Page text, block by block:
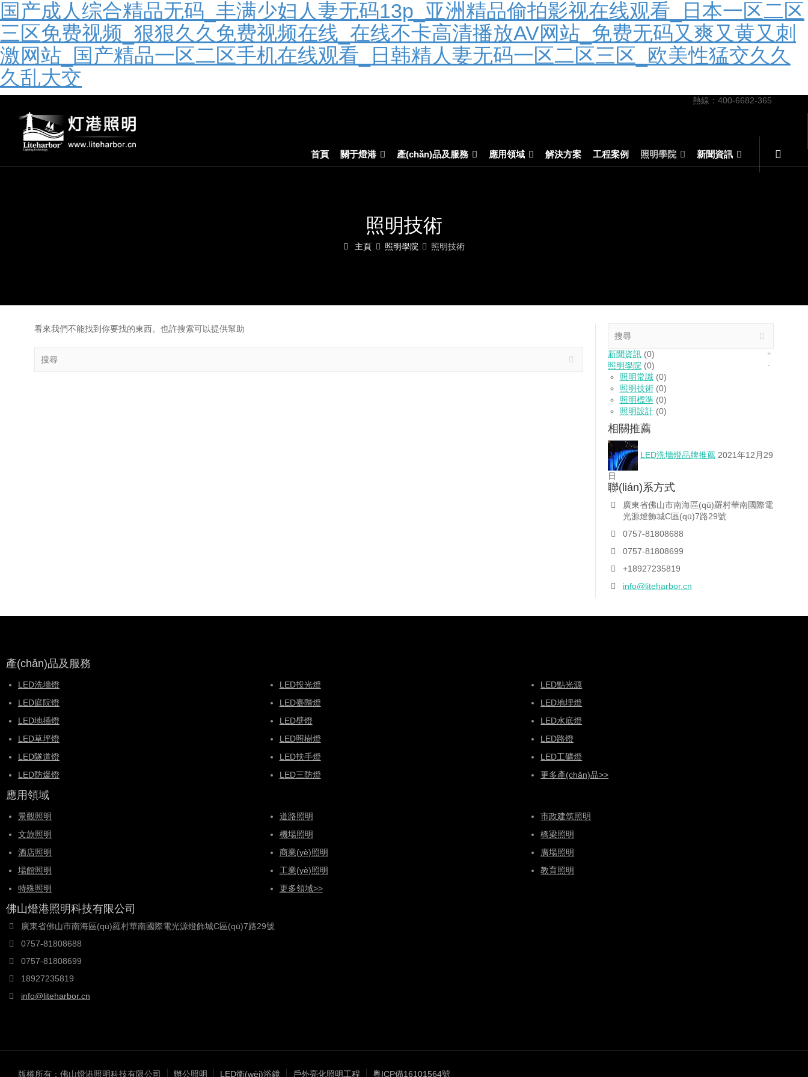
国产成人综合精品无码_丰满少妇人妻无码13p_亚洲精品偷拍影视在线观看_日本一区二区
三区免费视频_狠狠久久免费视频在线_在线不卡高清播放AV网站_免费无码又爽又黄又刺
激网站_国产精品一区二区手机在线观看_日韩精人妻无码一区二区三区_欧美性猛交久久
久乱大交
熱線：400-6682-365
首頁 關于燈港 產(chǎn)品及服務 應用領域 解決方案 工程案例 照明學院 新聞資訊
照明技術
主頁 照明學院 照明技術
看來我們不能找到你要找的東西。也許搜索可以提供幫助
新聞資訊(0)
照明學院 (0)
照明常識(0)
照明技術(0)
照明標準(0)
照明設計(0)
相關推薦
LED洗墻燈品牌推薦 2021年12月29
日
聯(lián)系方式
廣東省佛山市南海區(qū)羅村華南國際電
光源燈飾城C區(qū)7路29號
0757-81808688
0757-81808699
+18927235819
info@liteharbor.cn
產(chǎn)品及服務
LED洗墻燈 LED投光燈
LED點光源
LED庭院燈
LED臺階燈
LED地埋燈
LED地插燈
LED壁燈
LED水底燈
LED草坪燈
LED照樹燈
LED路燈
LED隧道燈
LED扶手燈
LED工礦燈
LED防爆燈
LED三防燈 更多產(chǎn)品>>
應用領域
景觀照明 道路照明
市政建筑照明
文旅照明
機場照明
橋梁照明
酒店照明
商業(yè)照明
廣場照明
場館照明
工業(yè)照明
教育照明
特殊照明
更多領域>>
佛山燈港照明科技有限公司
廣東省佛山市南海區(qū)羅村華南國際電光源燈飾城C區(qū)7路29號
0757-81808688
0757-81808699
18927235819
info@liteharbor.cn
版權所有：佛山燈港照明科技有限公司 辦公照明 LED衛(wèi)浴鏡 戶外亮化照明工程 粵ICP備16101564號